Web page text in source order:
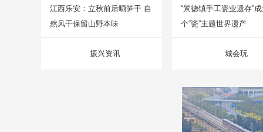
江西乐安：立秋前后晒笋干 自
然风干保留山野本味
振兴资讯
“景德镇手工瓷业遗存”
个“瓷”主题世界遗产
城会玩